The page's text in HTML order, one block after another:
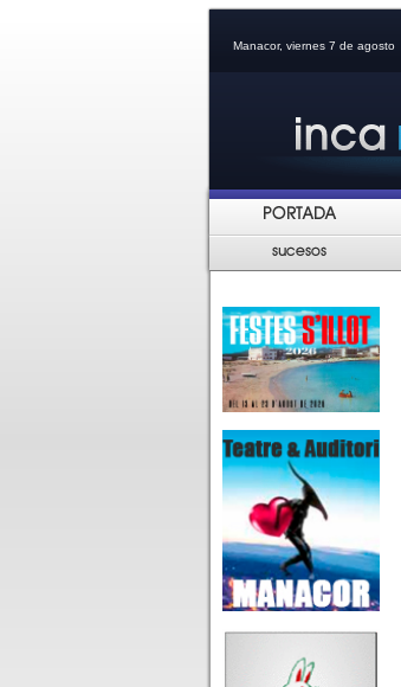
Manacor, viernes 7 de agosto